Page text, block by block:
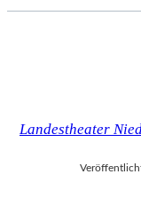
Landestheater